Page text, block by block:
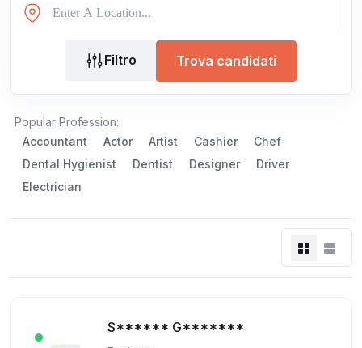
Filtro Trova candidati
Popular Profession:
Accountant
Actor Artist Cashier
Chef
Dental Hygienist
Dentist Designer
Driver
Electrician
S****** G*******